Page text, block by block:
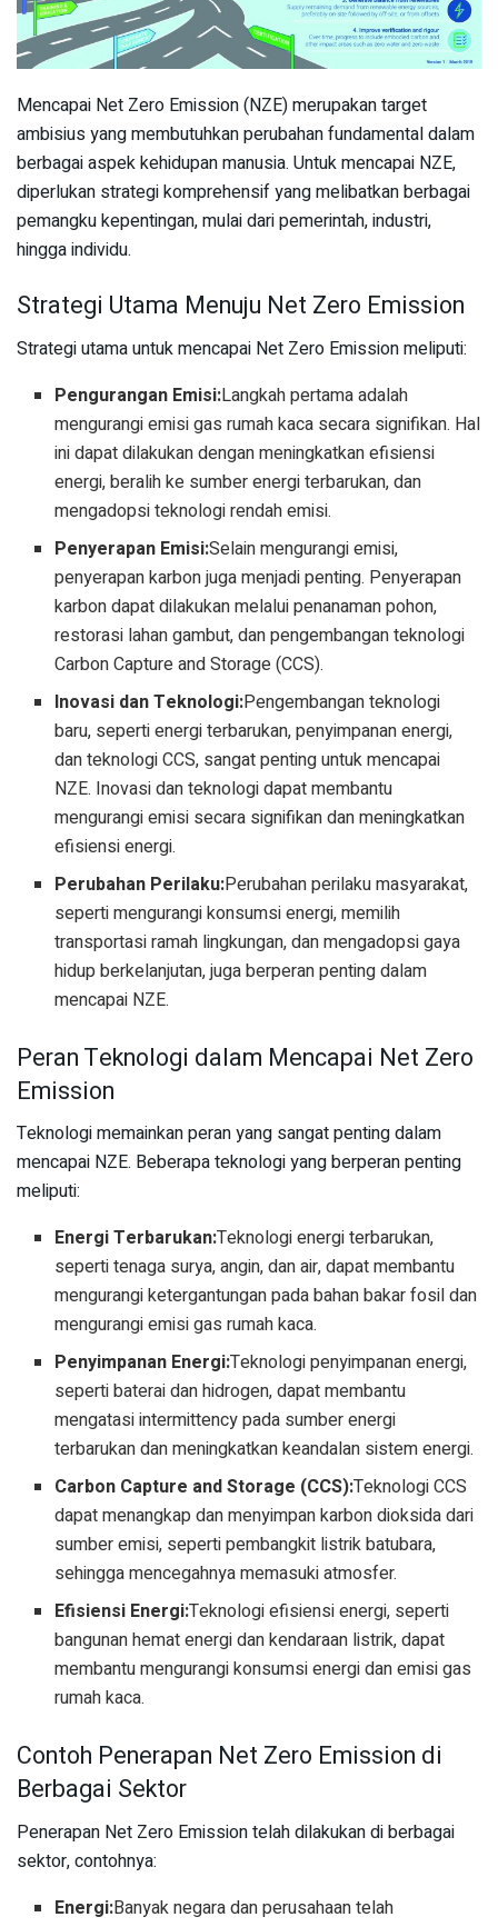
Mencapai Net Zero Emission (NZE) merupakan target
ambisius yang membutuhkan perubahan fundamental dalam
berbagai aspek kehidupan manusia. Untuk mencapai NZE,
diperlukan strategi komprehensif yang melibatkan berbagai
pemangku kepentingan, mulai dari pemerintah, industri,
hingga individu.
Strategi Utama Menuju Net Zero Emission
Strategi utama untuk mencapai Net Zero Emission meliputi:
Pengurangan Emisi:Langkah pertama adalah
mengurangi emisi gas rumah kaca secara signifikan. Hal
ini dapat dilakukan dengan meningkatkan efisiensi
energi, beralih ke sumber energi terbarukan, dan
mengadopsi teknologi rendah emisi.
Penyerapan Emisi:Selain mengurangi emisi,
penyerapan karbon juga menjadi penting. Penyerapan
karbon dapat dilakukan melalui penanaman pohon,
restorasi lahan gambut, dan pengembangan teknologi
Carbon Capture and Storage (CCS).
Inovasi dan Teknologi:Pengembangan teknologi
baru, seperti energi terbarukan, penyimpanan energi,
dan teknologi CCS, sangat penting untuk mencapai
NZE. Inovasi dan teknologi dapat membantu
mengurangi emisi secara signifikan dan meningkatkan
efisiensi energi.
Perubahan Perilaku:Perubahan perilaku masyarakat,
seperti mengurangi konsumsi energi, memilih
transportasi ramah lingkungan, dan mengadopsi gaya
hidup berkelanjutan, juga berperan penting dalam
mencapai NZE.
Peran Teknologi dalam Mencapai Net Zero
Emission
Teknologi memainkan peran yang sangat penting dalam
mencapai NZE. Beberapa teknologi yang berperan penting
meliputi:
Energi Terbarukan:Teknologi energi terbarukan,
seperti tenaga surya, angin, dan air, dapat membantu
mengurangi ketergantungan pada bahan bakar fosil dan
mengurangi emisi gas rumah kaca.
Penyimpanan Energi:Teknologi penyimpanan energi,
seperti baterai dan hidrogen, dapat membantu
mengatasi intermittency pada sumber energi
terbarukan dan meningkatkan keandalan sistem energi.
Carbon Capture and Storage (CCS):Teknologi CCS
dapat menangkap dan menyimpan karbon dioksida dari
sumber emisi, seperti pembangkit listrik batubara,
sehingga mencegahnya memasuki atmosfer.
Efisiensi Energi:Teknologi efisiensi energi, seperti
bangunan hemat energi dan kendaraan listrik, dapat
membantu mengurangi konsumsi energi dan emisi gas
rumah kaca.
Contoh Penerapan Net Zero Emission di
Berbagai Sektor
Penerapan Net Zero Emission telah dilakukan di berbagai
sektor, contohnya:
Energi:Banyak negara dan perusahaan telah